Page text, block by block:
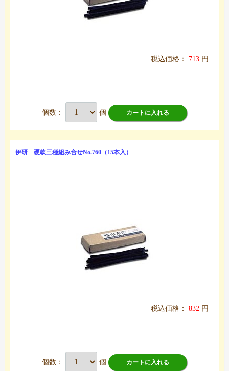
税込価格： 713 円
個数： 個 カートに入れる
伊研 硬軟三種組み合せNo.760（15本入）
税込価格： 832 円
個数： 個 カートに入れる